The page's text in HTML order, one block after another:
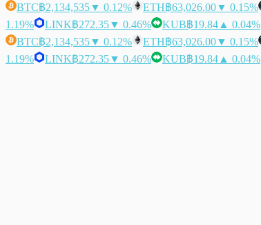
BTC฿2,134,535▼ 0.12% ETH฿63,026.00▼ 0.15%
1.19%
LINK฿272.35▼ 0.46% KUB฿19.84 ▲ 0.04%
BTC฿2,134,535▼ 0.12% ETH฿63,026.00▼ 0.15%
1.19%
LINK฿272.35▼ 0.46% KUB฿19.84 ▲ 0.04%